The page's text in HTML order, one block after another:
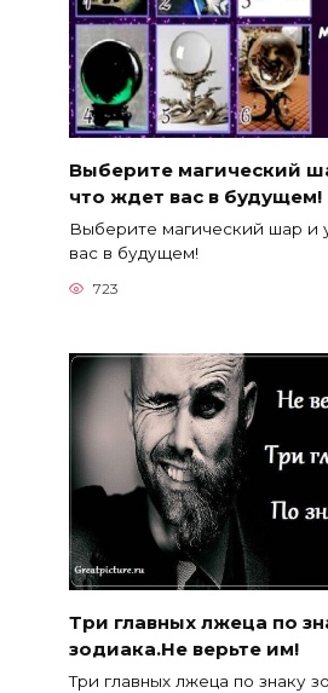
Выберите магический
что ждет вас в будущем!
Выберите магический шар и
вас в будущем!
723
Три главных лжеца по
зодиака.Не верьте им!
Три главных лжеца по знаку